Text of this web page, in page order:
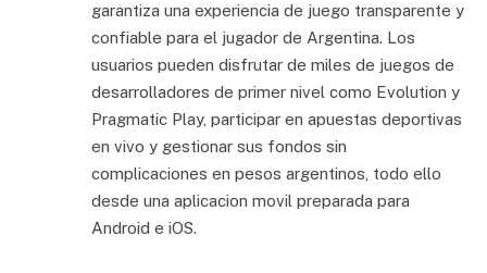
garantiza una experiencia de juego transparente y
confiable para el jugador de Argentina. Los
usuarios pueden disfrutar de miles de juegos de
desarrolladores de primer nivel como Evolution y
Pragmatic Play, participar en apuestas deportivas
en vivo y gestionar sus fondos sin
complicaciones en pesos argentinos, todo ello
desde una aplicacion movil preparada para
Android e iOS.